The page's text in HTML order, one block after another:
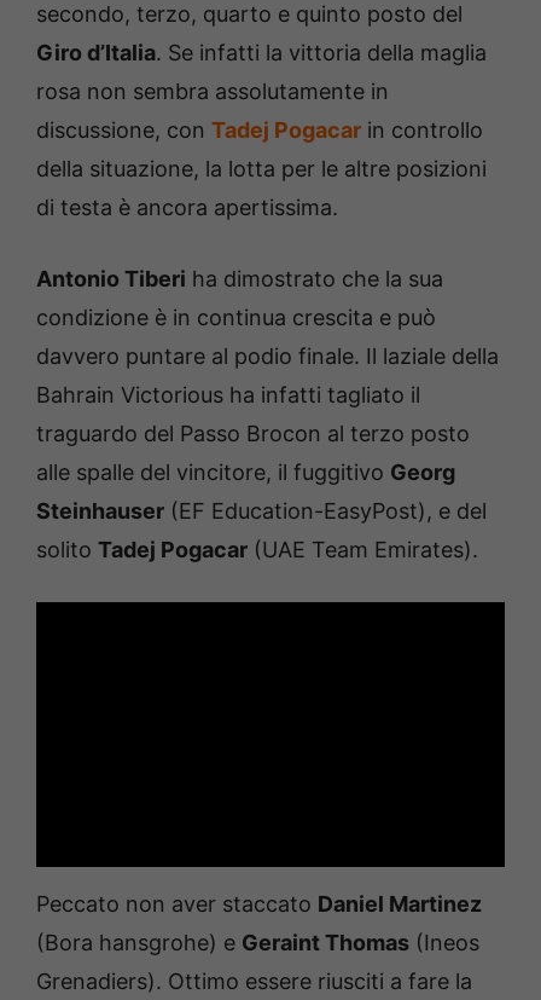
secondo, terzo, quarto e quinto posto del
Giro d’Italia. Se infatti la vittoria della maglia
rosa non sembra assolutamente in
discussione, con Tadej Pogacar in controllo
della situazione, la lotta per le altre posizioni
di testa è ancora apertissima.
Antonio Tiberi ha dimostrato che la sua
condizione è in continua crescita e può
davvero puntare al podio finale. Il laziale della
Bahrain Victorious ha infatti tagliato il
traguardo del Passo Brocon al terzo posto
alle spalle del vincitore, il fuggitivo Georg
Steinhauser (EF Education-EasyPost), e del
solito Tadej Pogacar (UAE Team Emirates).
Peccato non aver staccato Daniel Martinez
(Bora hansgrohe) e Geraint Thomas (Ineos
Grenadiers). Ottimo essere riusciti a fare la